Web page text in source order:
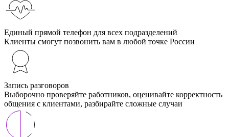
Единый прямой телефон для всех подразделений
Клиенты смогут позвонить вам в любой точке России
Запись разговоров
Выборочно проверяйте работников, оценивайте корректность
общения с клиентами, разбирайте сложные случаи